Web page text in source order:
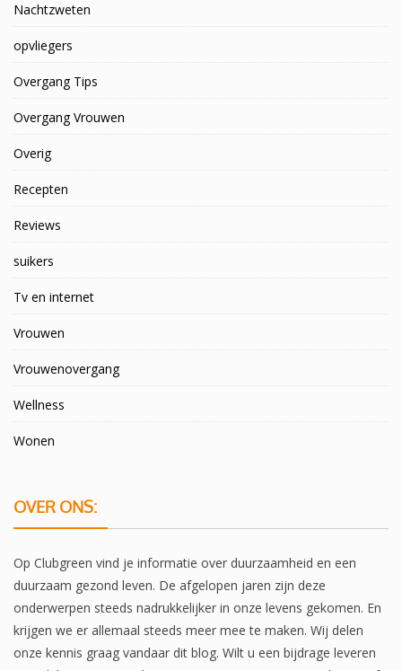
Nachtzweten
opvliegers
Overgang Tips
Overgang Vrouwen
Overig
Recepten
Reviews
suikers
Tv en internet
Vrouwen
Vrouwenovergang
Wellness
Wonen
OVER ONS:
Op Clubgreen vind je informatie over duurzaamheid en een
duurzaam gezond leven. De afgelopen jaren zijn deze
onderwerpen steeds nadrukkelijker in onze levens gekomen. En
krijgen we er allemaal steeds meer mee te maken. Wij delen
onze kennis graag vandaar dit blog. Wilt u een bijdrage leveren